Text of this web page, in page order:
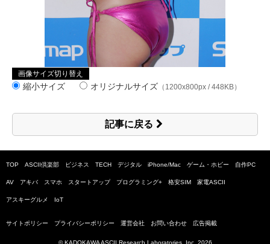
画像サイズ切り替え
縮小サイズ オリジナルサイズ （1200x800px / 448KB）
記事に戻る
TOP ASCII倶楽部 ビジネス TECH デジタル iPhone/Mac ゲーム・ホビー 自作PC
AV アキバ スマホ スタートアップ プログラミング+ 格安SIM 家電ASCII
アスキーグルメ IoT
サイトポリシー プライバシーポリシー 運営会社 お問い合わせ 広告掲載
© KADOKAWA ASCII Research Laboratories, Inc. 2026